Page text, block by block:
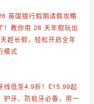
英国银行假期请假攻略
！教你用 28 天年假玩出
超长假，轻松开启全年
模式
线低至4.9折！£15.99起
护牙、防蛀牙必备，用一